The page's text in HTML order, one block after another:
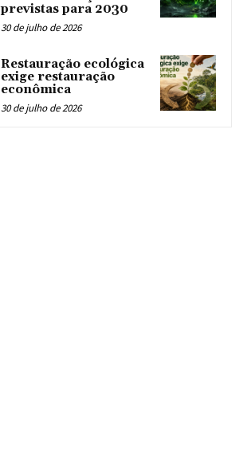
previstas para 2030
30 de julho de 2026
Restauração ecológica
exige restauração
econômica
30 de julho de 2026